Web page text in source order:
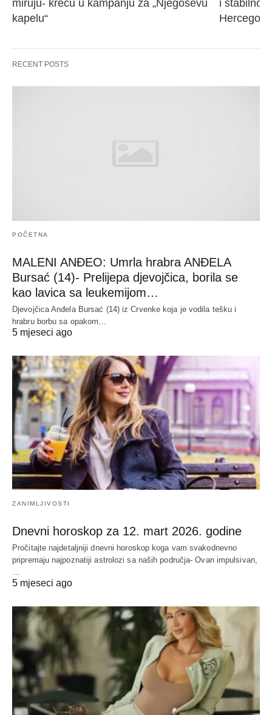
miruju- kreću u kampanju za „Njegoševu
kapelu“
i
RECENT POSTS
POČETNA
MALENI ANĐEO: Umrla hrabra ANĐELA
Bursać (14)- Prelijepa djevojčica, borila se
kao lavica sa leukemijom…
Djevojčica Anđela Bursać (14) iz Crvenke koja je vodila tešku i
hrabru borbu sa opakom…
5 mjeseci ago
ZANIMLJIVOSTI
Dnevni horoskop za 12. mart 2026. godine
Pročitajte najdetaljniji dnevni horoskop koga vam svakodnevno
pripremaju najpoznatiji astrolozi sa naših područja- Ovan impulsivan,
…
5 mjeseci ago